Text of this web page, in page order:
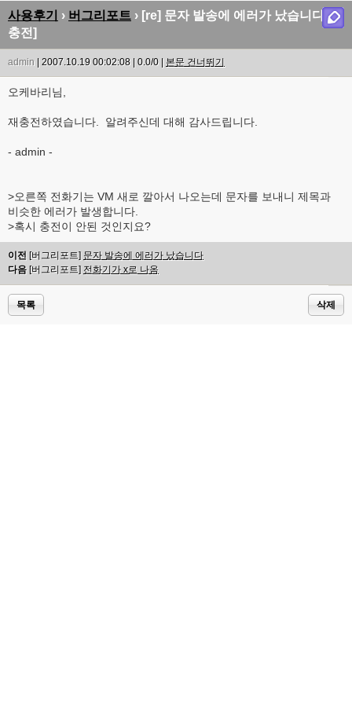
사용후기 › 버그리포트 › [re] 문자 발송에 에러가 났습니다 [재
충전]
admin | 2007.10.19 00:02:08 | 0.0/0 | 본문 건너뛰기
오케바리님,
재충전하였습니다. 알려주신데 대해 감사드립니다.
- admin -
>오른쪽 전화기는 VM 새로 깔아서 나오는데 문자를 보내니 제목과
비슷한 에러가 발생합니다.
>혹시 충전이 안된 것인지요?
이전 [버그리포트] 문자 발송에 에러가 났습니다
다음 [버그리포트] 전화기가 x로 나옴
목록 삭제